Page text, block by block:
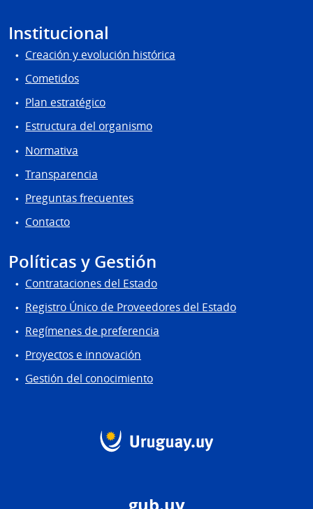
Institucional
Creación y evolución histórica
Cometidos
Plan estratégico
Estructura del organismo
Normativa
Transparencia
Preguntas frecuentes
Contacto
Políticas y Gestión
Contrataciones del Estado
Registro Único de Proveedores del Estado
Regímenes de preferencia
Proyectos e innovación
Gestión del conocimiento